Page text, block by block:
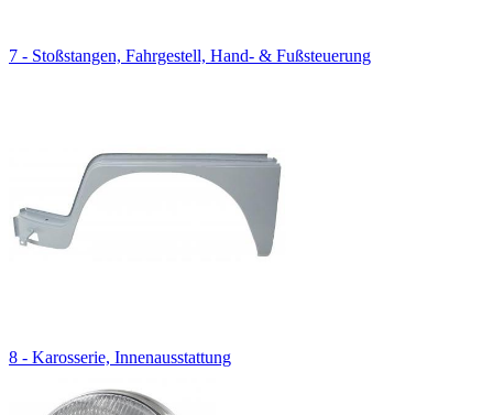
7 - Stoßstangen, Fahrgestell, Hand- & Fußsteuerung
8 - Karosserie, Innenausstattung